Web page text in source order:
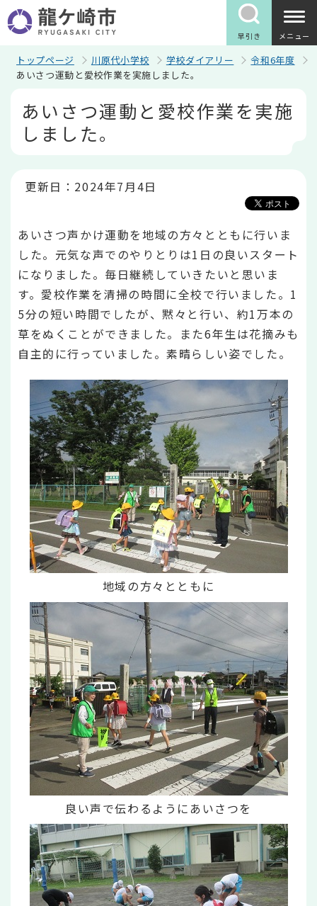
の
ペ
早引き メニュー
トップページ 川原代小学校 学校ダイアリー
令和6年度
あいさつ運動と愛校作業を実施しました。
あいさつ運動と愛校作業を実施
しました。
更新日：2024年7月4日
あいさつ声かけ運動を地域の方々とともに行いま
した。元気な声でのやりとりは1日の良いスタート
になりました。毎日継続していきたいと思いま
す。愛校作業を清掃の時間に全校で行いました。1
5分の短い時間でしたが、黙々と行い、約1万本の
草をぬくことができました。また6年生は花摘みも
自主的に行っていました。素晴らしい姿でした。
地域の方々とともに
良い声で伝わるようにあいさつを